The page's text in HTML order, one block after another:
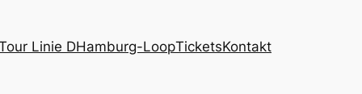
Linie DHamburg-LoopTicketsKontakt